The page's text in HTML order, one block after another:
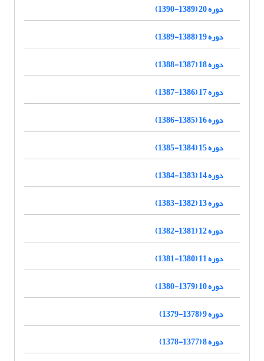
دوره 20 (1389-1390)
دوره 19 (1388-1389)
دوره 18 (1387-1388)
دوره 17 (1386-1387)
دوره 16 (1385-1386)
دوره 15 (1384-1385)
دوره 14 (1383-1384)
دوره 13 (1382-1383)
دوره 12 (1381-1382)
دوره 11 (1380-1381)
دوره 10 (1379-1380)
دوره 9 (1378-1379)
دوره 8 (1377-1378)